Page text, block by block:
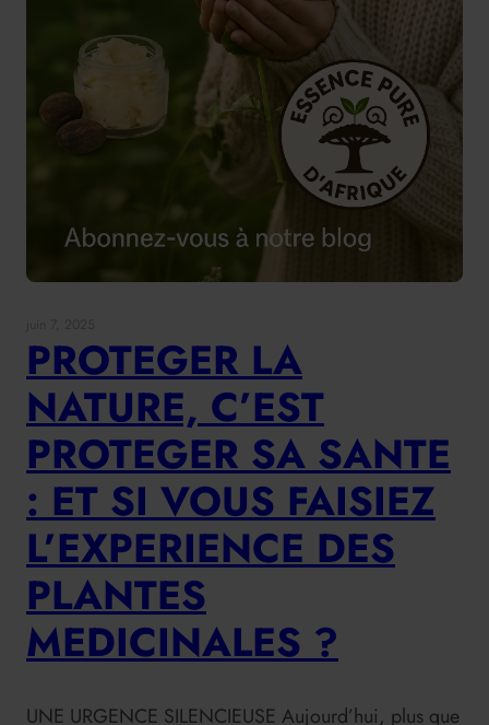
PROTEGER LA
NATURE, C’EST
PROTEGER SA SANTE
: ET SI VOUS FAISIEZ
L’EXPERIENCE DES
PLANTES
MEDICINALES ?
UNE URGENCE SILENCIEUSE Aujourd’hui, plus que